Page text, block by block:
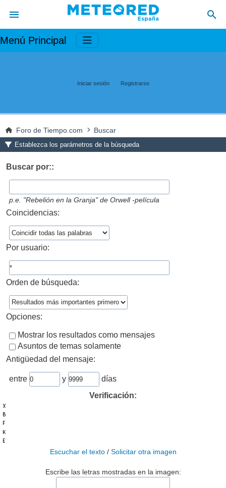
Menú Principal
Iniciar sesión Registrarse
Foro de Tiempo.com Buscar
Establezca los parámetros de la búsqueda
Buscar por::
p.e. "Rebelión en la Granja" de Orwell -película
Coincidencias:
Por usuario:
Orden de búsqueda:
Opciones:
Mostrar los resultados como mensajes
Asuntos de temas solamente
Antigüedad del mensaje:
entre y
días
Verificación:
Escuchar el texto/ Solicitar otra imagen
Escribe las letras mostradas en la imagen: